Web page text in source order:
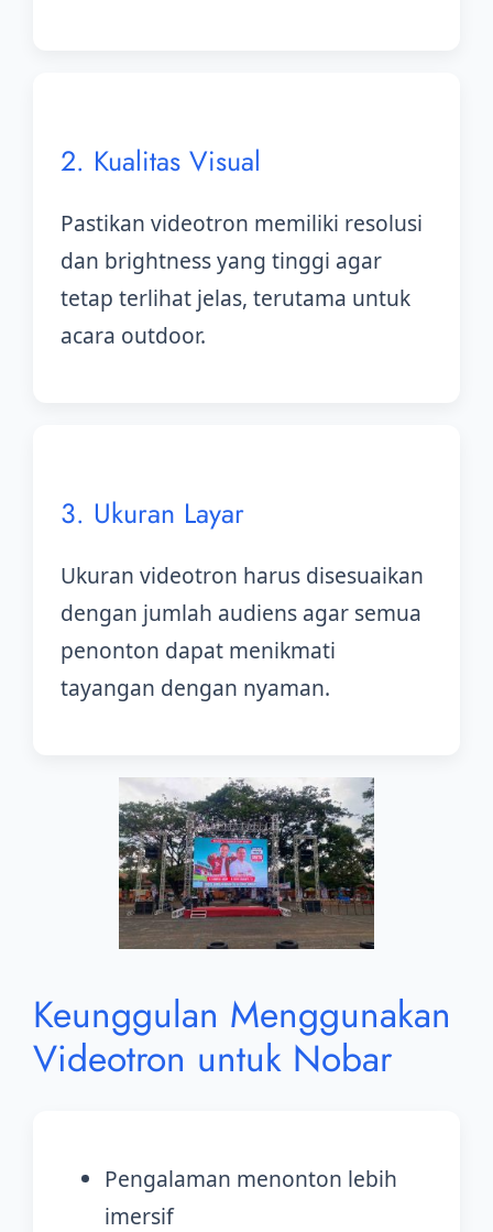
2. Kualitas Visual
Pastikan videotron memiliki resolusi
dan brightness yang tinggi agar
tetap terlihat jelas, terutama untuk
acara outdoor.
3. Ukuran Layar
Ukuran videotron harus disesuaikan
dengan jumlah audiens agar semua
penonton dapat menikmati
tayangan dengan nyaman.
Keunggulan Menggunakan
Videotron untuk Nobar
Pengalaman menonton lebih
imersif